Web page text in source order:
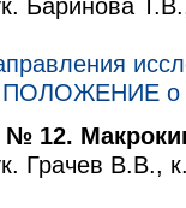
Баринова Т.В.
ПОЛОЖЕНИЕ о
12.
Грачев В.В.,